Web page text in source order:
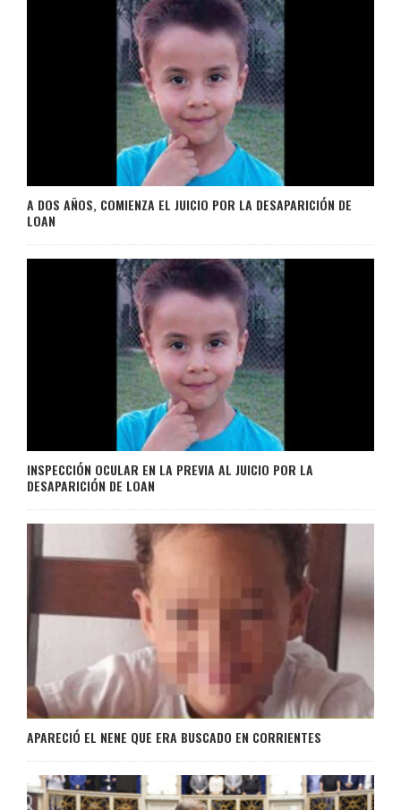
A DOS AÑOS, COMIENZA EL JUICIO POR LA DESAPARICIÓN DE
LOAN
INSPECCIÓN OCULAR EN LA PREVIA AL JUICIO POR LA
DESAPARICIÓN DE LOAN
APARECIÓ EL NENE QUE ERA BUSCADO EN CORRIENTES